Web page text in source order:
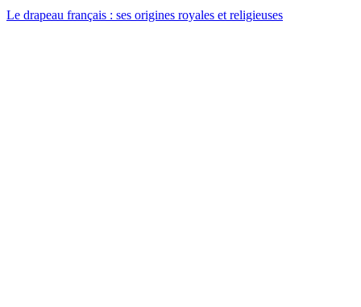
Le drapeau français : ses origines royales et religieuses